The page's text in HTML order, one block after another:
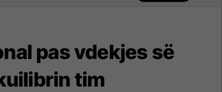
pas vdekjes së
tim